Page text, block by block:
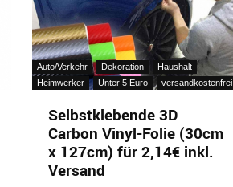
Auto/Verkehr Dekoration
Haushalt
Heimwerker
Unter 5 Euro versandkostenfrei
Selbstklebende 3D
Carbon Vinyl-Folie (30cm
x 127cm) für 2,14€ inkl.
Versand